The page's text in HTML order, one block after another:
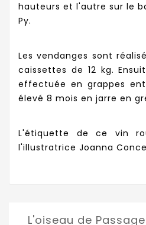
hauteurs et l'autre sur le
Py.
Les vendanges sont
caissettes de 12 kg.
effectuée en grappes
élevé 8 mois en jarre en
L'étiquette de ce vin
l'illustratrice Joanna
L'oiseau de